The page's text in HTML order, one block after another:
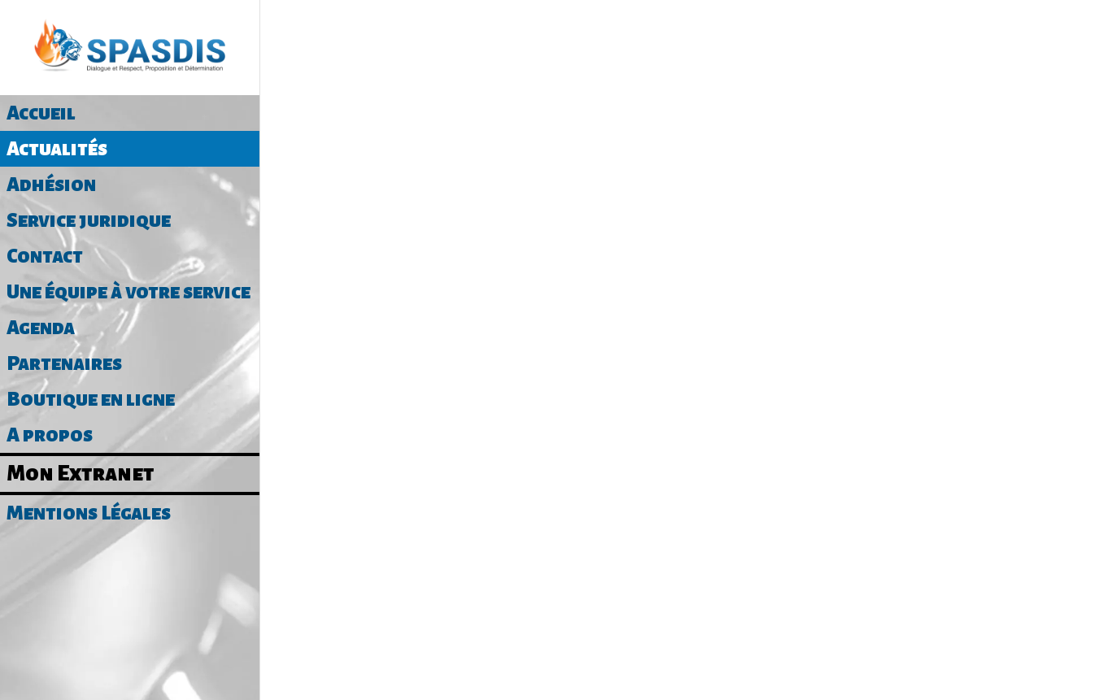
Accueil
Actualités
Adhésion
Service juridique
Contact
Une équipe à votre service
Agenda
Partenaires
Boutique en ligne
A propos
Mon Extranet
Mentions Légales